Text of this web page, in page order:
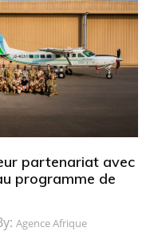
partenariat avec
programme de
Agence Afrique